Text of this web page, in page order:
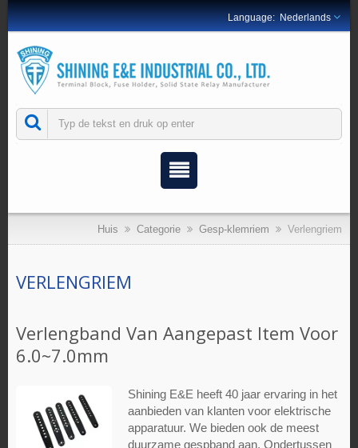
Nederlands
Huis Categorie Gesp-klemriem Verlengriem
VERLENGRIEM
Verlengband Van Aangepast Item Voor
6.0~7.0mm
Shining E&E heeft 40 jaar ervaring in het
aanbieden van klanten voor elektrische
apparatuur. We bieden ook de meest
duurzame gespband aan. Ondertussen